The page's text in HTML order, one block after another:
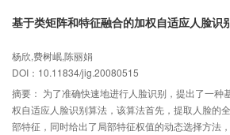
基于类矩阵和特征融合的加权自适应人脸识
杨欣,费树岷,陈丽娟
DOI：10.11834/jig.20080515
摘要： 为了准确快速地进行人脸识别，提出了一种
权自适应人脸识别算法，该算法首先，提取人脸的
部特征，同时给出了局部特征权值的动态选择方法